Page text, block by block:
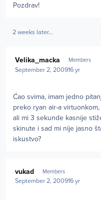
Pozdrav!
2 weeks later...
Velika_macka Members
September 2, 200916 yr
Ćao svima, imam jedno
preko ryan air-a
ali mi 3 sekunde kasnije
skinute i sad mi nije jasno
iskustvo?
vukad Members
September 2, 200916 yr